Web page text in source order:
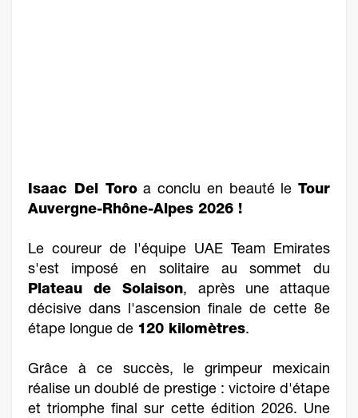
Isaac Del Toroa conclu en beauté le Tour
Auvergne-Rhône-Alpes 2026 !
Le coureur de l'équipe UAE Team Emirates
s'est imposé en solitaire au sommet du
Plateau de Solaison, après une attaque
décisive dans l'ascension finale de cette 8e
étape longue de 120 kilomètres.
Grâce à ce succès, le grimpeur mexicain
réalise un doublé de prestige : victoire d'étape
et triomphe final sur cette édition 2026. Une